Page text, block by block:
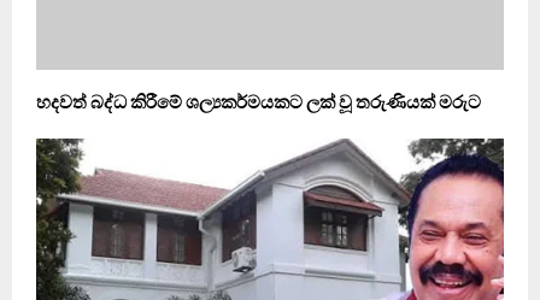
හදවත් බද්ධ කිරීමේ ශල්‍යකර්මයකට ලක් වූ තරුණියක් මරුට